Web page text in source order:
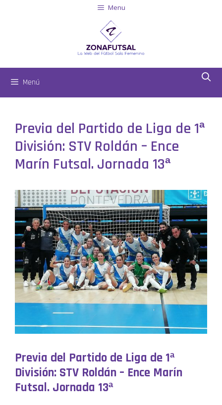
Menu
Menú
Previa del Partido de Liga de 1ª
División: STV Roldán – Ence
Marín Futsal. Jornada 13ª
Previa del Partido de Liga de 1ª
División: STV Roldán – Ence Marín
Futsal. Jornada 13ª